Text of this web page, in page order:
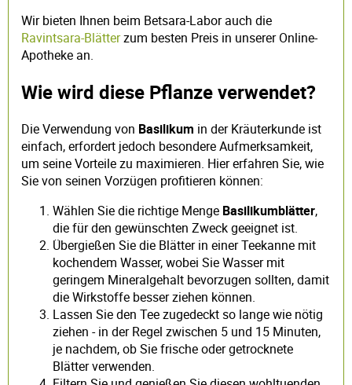
Wir bieten Ihnen beim Betsara-Labor auch die
Ravintsara-Blätterzum besten Preis in unserer Online-
Apotheke an.
Wie wird diese Pflanze verwendet?
Die Verwendung von Basilikum in der Kräuterkunde ist
einfach, erfordert jedoch besondere Aufmerksamkeit,
um seine Vorteile zu maximieren. Hier erfahren Sie, wie
Sie von seinen Vorzügen profitieren können:
Wählen Sie die richtige Menge Basilikumblätter,
die für den gewünschten Zweck geeignet ist.
Übergießen Sie die Blätter in einer Teekanne mit
kochendem Wasser, wobei Sie Wasser mit
geringem Mineralgehalt bevorzugen sollten, damit
die Wirkstoffe besser ziehen können.
Lassen Sie den Tee zugedeckt so lange wie nötig
ziehen - in der Regel zwischen 5 und 15 Minuten,
je nachdem, ob Sie frische oder getrocknete
Blätter verwenden.